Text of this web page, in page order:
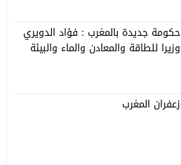
حكومة جديدة بالمغرب : فؤاد الدويري
وزيرا للطاقة والمعادن والماء والبيئة
زعفران المغرب